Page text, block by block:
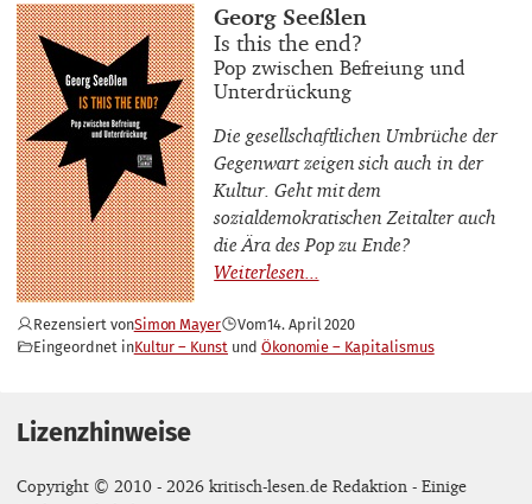
Buchautor_innen
Georg Seeßlen
Buchtitel
Is this the end?
Buchuntertitel
Pop zwischen Befreiung und
Unterdrückung
Die gesellschaftlichen Umbrüche der
Gegenwart zeigen sich auch in der
Kultur. Geht mit dem
sozialdemokratischen Zeitalter auch
die Ära des Pop zu Ende?
Rezensiert vonSimon Mayer Vom14. April 2020
Eingeordnet inKultur – Kunst Ökonomie – Kapitalismus
Lizenzhinweise
Copyright © 2010 - 2026 kritisch-lesen.de Redaktion - Einige